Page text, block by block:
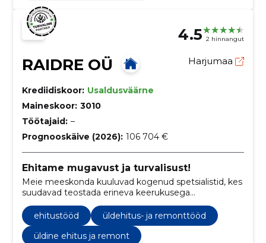
4.5 2 hinnangut
RAIDRE OÜ Harjumaa
Krediidiskoor: Usaldusväärne
Maineskoor: 3010
Töötajaid: –
Prognooskäive (2026): 106 704 €
Ehitame mugavust ja turvalisust!
Meie meeskonda kuuluvad kogenud spetsialistid, kes
suudavad teostada erineva keerukusega
remonditöid, alates väiksematest parandustöödest
kuni ulatuslike renoveerimisprojektideni.
ehitustööd
üldehitus- ja remonttööd
üldine ehitus ja remont